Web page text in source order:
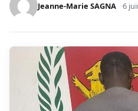
Jeanne-Marie SAGNA 6